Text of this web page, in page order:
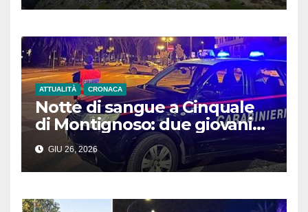
ATTUALITÀ CRONACA
Notte di sangue a Cinquale
di Montignoso: due giovani
feriti da colpi d’arma da
fuoco in due situazioni
differenti
GIU 26, 2026